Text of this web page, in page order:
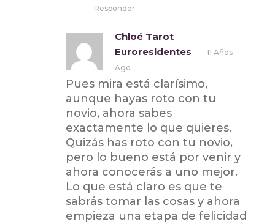
Responder
Chloé Tarot
Euroresidentes
11 Años
Ago
Pues mira está clarísimo,
aunque hayas roto con tu
novio, ahora sabes
exactamente lo que quieres.
Quizás has roto con tu novio,
pero lo bueno está por venir y
ahora conocerás a uno mejor.
Lo que está claro es que te
sabrás tomar las cosas y ahora
empieza una etapa de felicidad